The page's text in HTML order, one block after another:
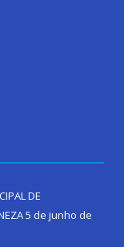
DE
5 de junho de